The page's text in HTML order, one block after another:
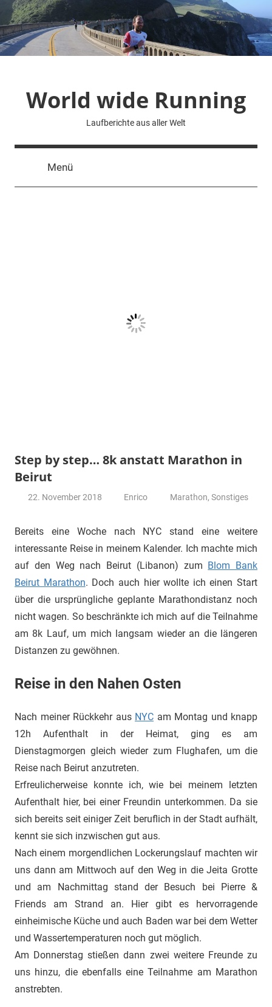
Zum
Inhalt
springen
World wide Running
Laufberichte aus aller Welt
Menü
Step by step… 8k anstatt Marathon in
Beirut
22. November 2018 Enrico Marathon, Sonstiges
Bereits eine Woche nach NYC stand eine weitere
interessante Reise in meinem Kalender. Ich machte mich
auf den Weg nach Beirut (Libanon) zum Blom Bank
Beirut Marathon. Doch auch hier wollte ich einen Start
über die ursprüngliche geplante Marathondistanz noch
nicht wagen. So beschränkte ich mich auf die Teilnahme
am 8k Lauf, um mich langsam wieder an die längeren
Distanzen zu gewöhnen.
Reise in den Nahen Osten
Nach meiner Rückkehr aus NYC am Montag und knapp
12h Aufenthalt in der Heimat, ging es am
Dienstagmorgen gleich wieder zum Flughafen, um die
Reise nach Beirut anzutreten.
Erfreulicherweise konnte ich, wie bei meinem letzten
Aufenthalt hier, bei einer Freundin unterkommen. Da sie
sich bereits seit einiger Zeit beruflich in der Stadt aufhält,
kennt sie sich inzwischen gut aus.
Nach einem morgendlichen Lockerungslauf machten wir
uns dann am Mittwoch auf den Weg in die Jeita Grotte
und am Nachmittag stand der Besuch bei Pierre &
Friends am Strand an. Hier gibt es hervorragende
einheimische Küche und auch Baden war bei dem Wetter
und Wassertemperaturen noch gut möglich.
Am Donnerstag stießen dann zwei weitere Freunde zu
uns hinzu, die ebenfalls eine Teilnahme am Marathon
anstrebten.